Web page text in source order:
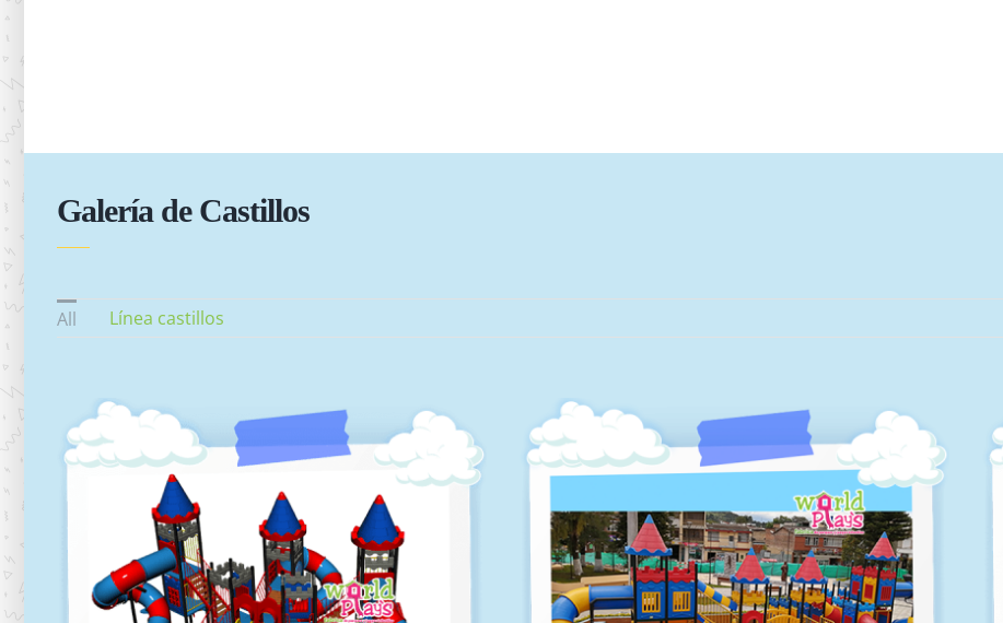
Galería de Castillos
All Línea castillos
C-19 C-18